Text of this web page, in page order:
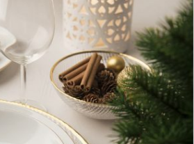
Servizio 24 Posate
OGGETTISTICA